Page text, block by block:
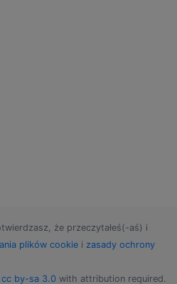
że przeczytałeś(-aś) i
plików cookie i zasady ochrony
cc by-sa 3.0 with attribution required.